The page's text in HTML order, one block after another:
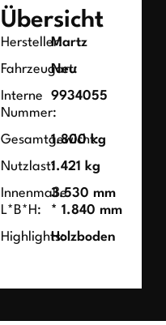
Übersicht
Hersteller:Martz
Fahrzeugart:
Neu
Interne
Nummer:
9934055
Gesamtgewicht:
1.800 kg
Nutzlast:1.421 kg
Innenmaße
L*B*H:
3.530 mm
* 1.840 mm
Highlights:Holzboden